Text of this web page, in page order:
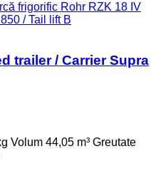
frigorific Rohr RZK 18 IV
/ Tail lift B
trailer / Carrier Supra
Volum 44,05 m³ Greutate